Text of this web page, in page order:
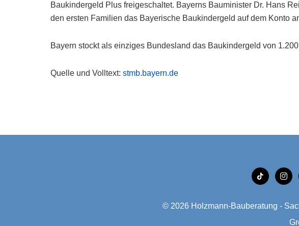
Baukindergeld Plus freigeschaltet. Bayerns Bauminister Dr. Hans
den ersten Familien das Bayerische Baukindergeld auf dem Konto
Bayern stockt als einziges Bundesland das Baukindergeld von
Quelle und Volltext:stmb.bayern.de
tiktok
© 2026 Holzmann-Bauberatung -